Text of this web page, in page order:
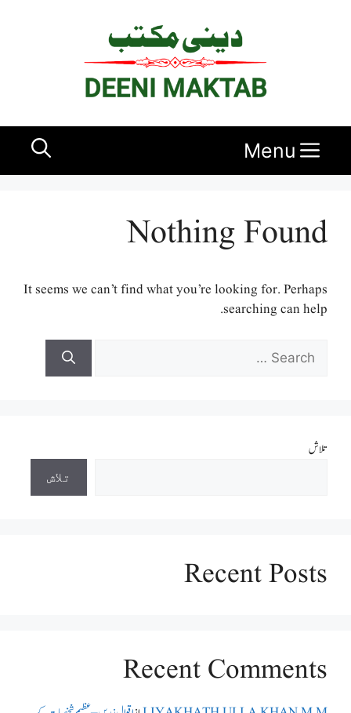
Menu
Nothing Found
It seems we can’t find what you’re looking for. Perhaps
searching can help.
Search
for:
تلاش
تلاش
Recent Posts
Recent Comments